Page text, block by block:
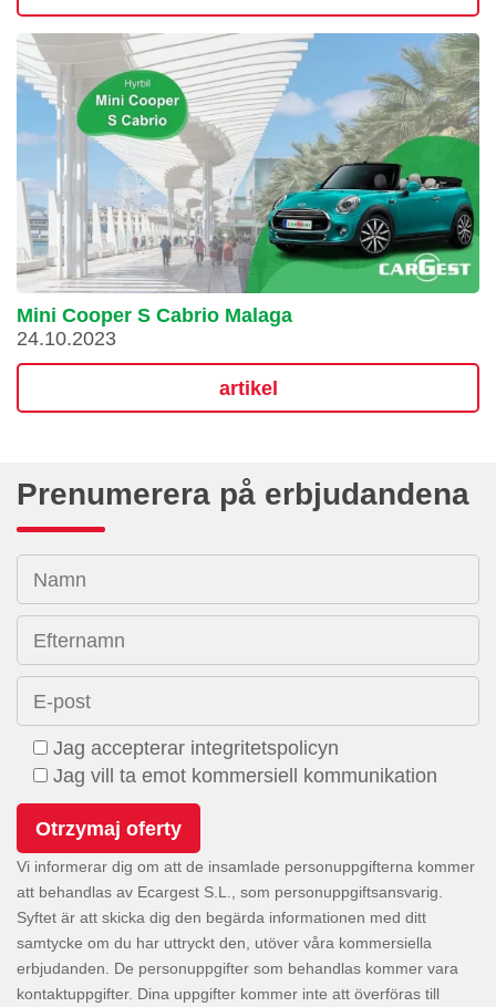
Mini Cooper S Cabrio Malaga
24.10.2023
artikel
Prenumerera på erbjudandena
Namn
Efternamn
E-post
Jag accepterar integritetspolicyn
Jag vill ta emot kommersiell kommunikation
Vi informerar dig om att de insamlade personuppgifterna kommer
att behandlas av Ecargest S.L., som personuppgiftsansvarig.
Syftet är att skicka dig den begärda informationen med ditt
samtycke om du har uttryckt den, utöver våra kommersiella
erbjudanden. De personuppgifter som behandlas kommer vara
kontaktuppgifter. Dina uppgifter kommer inte att överföras till